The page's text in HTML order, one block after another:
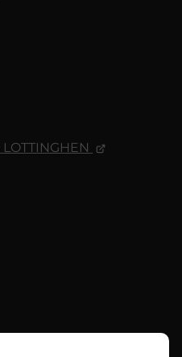
LOTTINGHEN